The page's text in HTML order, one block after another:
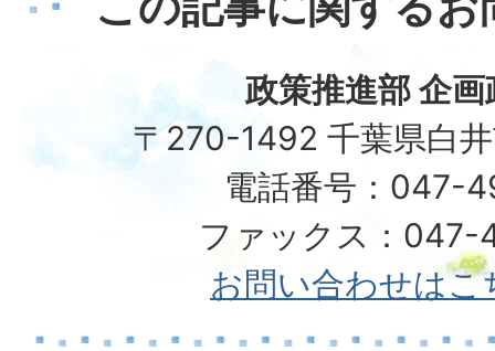
政策推進部 企画
〒270-1492 千葉県白
電話番号：047-
ファックス：047-
お問い合わせはこ